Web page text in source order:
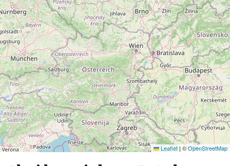
Leaflet | ©OpenStreetMap